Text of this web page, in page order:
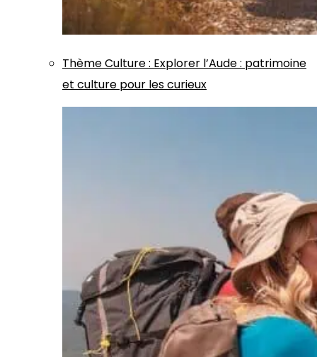
ThèmeCulture: Explorer l’Aude : patrimoine
et culture pour les curieux